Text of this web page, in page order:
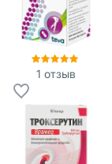
1 отзыв